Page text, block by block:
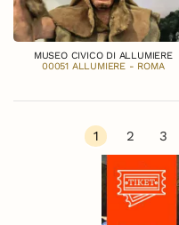
MUSEO CIVICO DI ALLUMIERE
00051 ALLUMIERE - ROMA
1 2 3